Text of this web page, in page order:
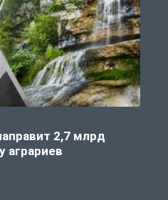
2,7 млрд
аграриев